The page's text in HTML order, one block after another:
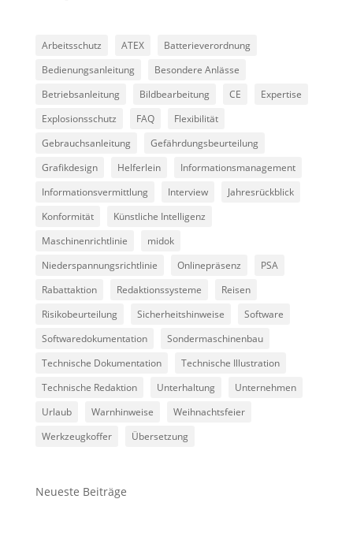
Arbeitsschutz ATEX
Batterieverordnung
Bedienungsanleitung
Besondere Anlässe
Betriebsanleitung
Bildbearbeitung CE
Expertise
Explosionsschutz
FAQ
Flexibilität
Gebrauchsanleitung
Gefährdungsbeurteilung
Grafikdesign
Helferlein
Informationsmanagement
Informationsvermittlung
Interview
Jahresrückblick
Konformität
Künstliche Intelligenz
Maschinenrichtlinie
midok
Niederspannungsrichtlinie
Onlinepräsenz
PSA
Rabattaktion
Redaktionssysteme
Reisen
Risikobeurteilung
Sicherheitshinweise
Software
Softwaredokumentation
Sondermaschinenbau
Technische Dokumentation
Technische Illustration
Technische Redaktion
Unterhaltung
Unternehmen
Urlaub
Warnhinweise
Weihnachtsfeier
Werkzeugkoffer
Übersetzung
Neueste Beiträge